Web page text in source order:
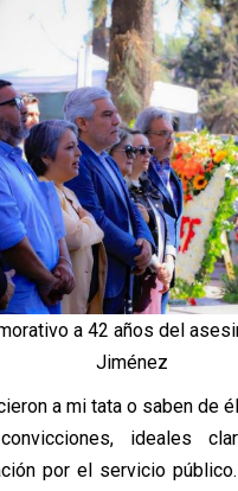
a 42 años del
Jiménez
a mi tata o saben de
ideales
por el servicio